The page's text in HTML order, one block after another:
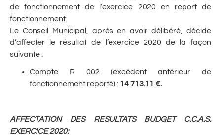
de fonctionnement de l’exercice 2020 en report de
fonctionnement.
Le Conseil Municipal, après en avoir délibéré, décide
d’affecter le résultat de l’exercice 2020 de la façon
suivante :
Compte R 002 (excédent antérieur de
fonctionnement reporté) : 14 713.11 €.
AFFECTATION DES RESULTATS BUDGET C.C.A.S.
EXERCICE 2020: